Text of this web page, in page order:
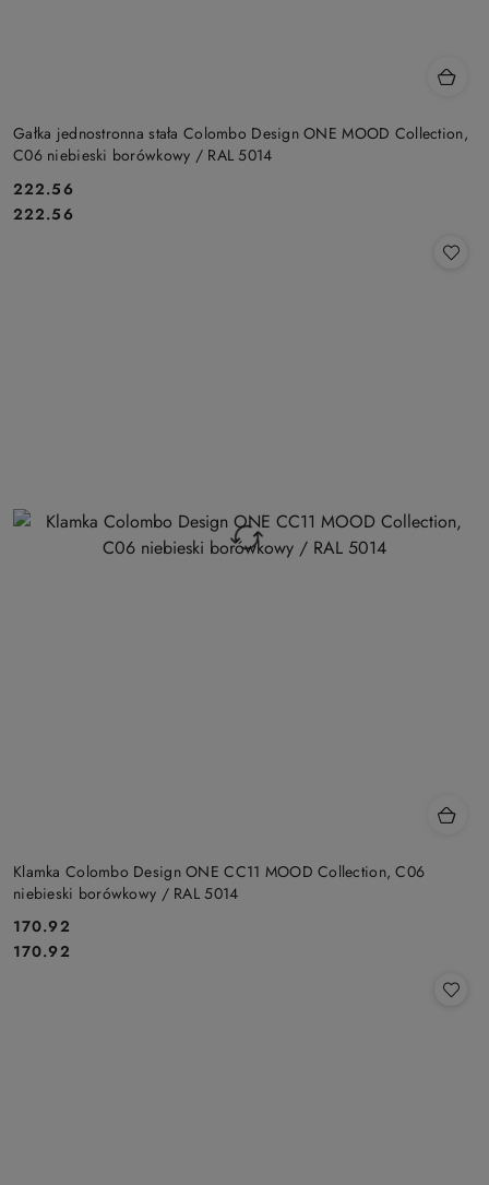
Gałka jednostronna stała Colombo Design ONE MOOD Collection,
C06 niebieski borówkowy / RAL 5014
Cena:
222.56
Cena:
222.56
Klamka Colombo Design ONE CC11 MOOD Collection, C06
niebieski borówkowy / RAL 5014
Cena:
170.92
Cena:
170.92